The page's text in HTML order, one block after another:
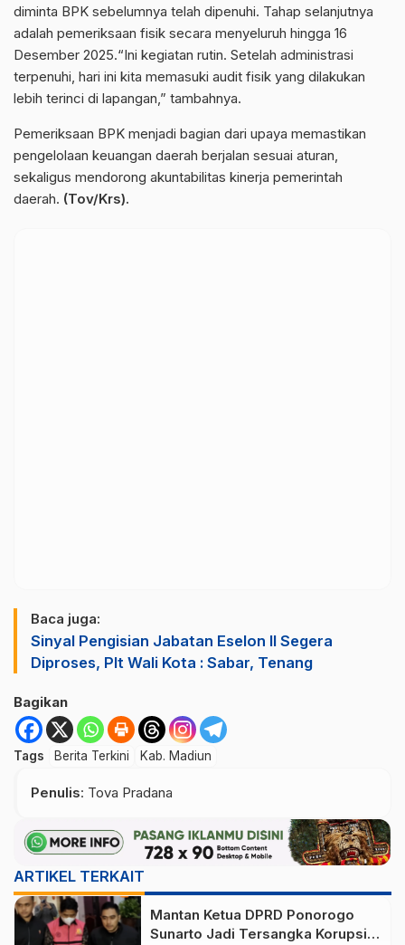
diminta BPK sebelumnya telah dipenuhi. Tahap selanjutnya
adalah pemeriksaan fisik secara menyeluruh hingga 16
Desember 2025.“Ini kegiatan rutin. Setelah administrasi
terpenuhi, hari ini kita memasuki audit fisik yang dilakukan
lebih terinci di lapangan,” tambahnya.
Pemeriksaan BPK menjadi bagian dari upaya memastikan
pengelolaan keuangan daerah berjalan sesuai aturan,
sekaligus mendorong akuntabilitas kinerja pemerintah
daerah. (Tov/Krs).
Baca juga:
Sinyal Pengisian Jabatan Eselon II Segera
Diproses, Plt Wali Kota : Sabar, Tenang
Bagikan
Tags Berita Terkini Kab. Madiun
Penulis: Tova Pradana
ARTIKEL TERKAIT
Mantan Ketua DPRD Ponorogo
Sunarto Jadi Tersangka Korupsi